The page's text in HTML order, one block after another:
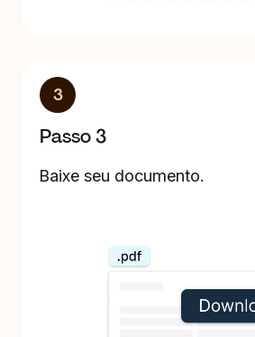
3
Passo 3
Baixe seu documento.